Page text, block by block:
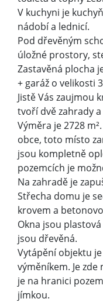
V kuchyni je
nádobí a lednicí.
Pod dřevěným
úložné prostory,
Zastavěná plocha
+ garáž o velikosti
Jistě Vás zaujmou
tvoří dvě zahrady
Výměra je 2728
obce, toto místo
jsou kompletně
pozemcích je
Na zahradě je
Střecha domu je
krovem a
Okna jsou
jsou dřevěná.
Vytápění objektu
výměníkem. Je
je na hranici
jímkou.